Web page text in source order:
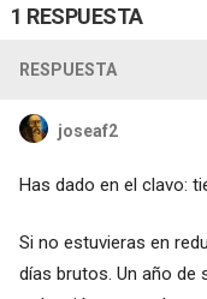
1 RESPUESTA
RESPUESTA
joseaf2
Has dado en el clavo:
Si no estuvieras en
días brutos. Un año de